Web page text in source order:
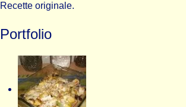
Recette originale.
Portfolio